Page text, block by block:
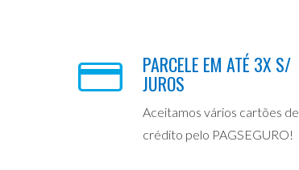
PARCELE EM ATÉ 3X S/
JUROS
Aceitamos vários cartões de
crédito pelo PAGSEGURO!